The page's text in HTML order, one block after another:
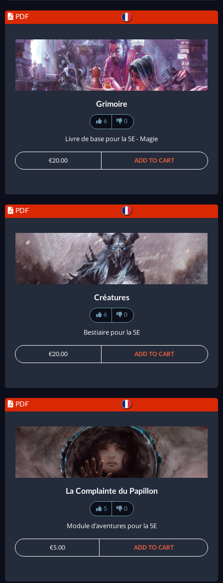
PDF
Grimoire
6 0
Livre de base pour la 5E - Magie
€20.00 ADD TO CART
PDF
Créatures
6 0
Bestiaire pour la 5E
€20.00 ADD TO CART
PDF
La Complainte du Papillon
5 0
Module d'aventures pour la 5E
€5.00 ADD TO CART